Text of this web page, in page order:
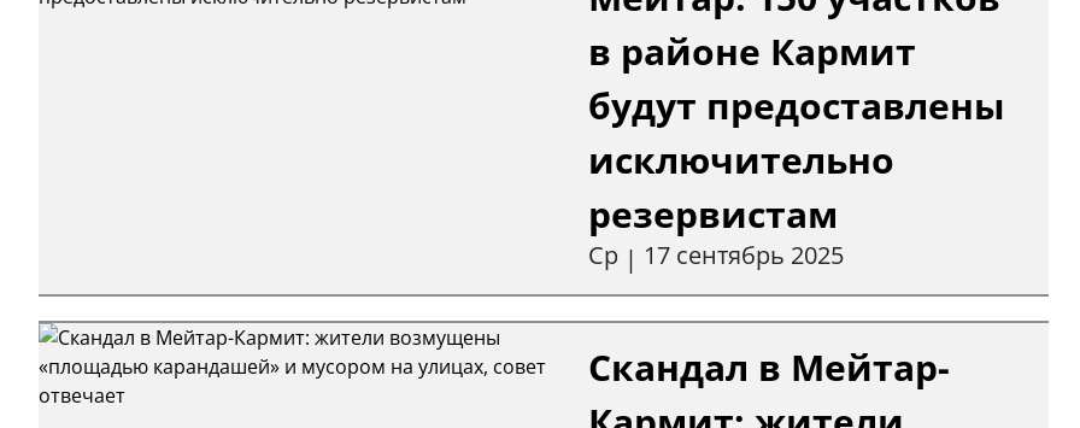
в районе Кармит
будут предоставлены
исключительно
резервистам
Ср | 17 сентябрь 2025
Скандал в Мейтар-